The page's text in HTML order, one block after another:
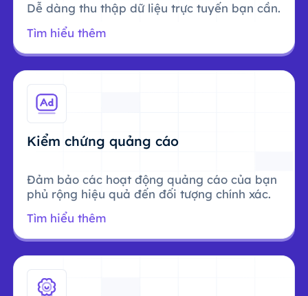
Dễ dàng thu thập dữ liệu trực tuyến bạn cần.
Tìm hiểu thêm
Kiểm chứng quảng cáo
Đảm bảo các hoạt động quảng cáo của bạn
phủ rộng hiệu quả đến đối tượng chính xác.
Tìm hiểu thêm